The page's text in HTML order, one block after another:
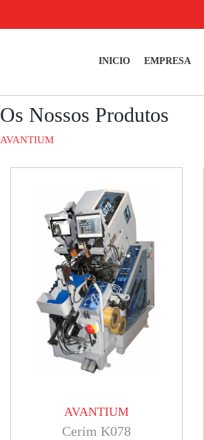
INICIO EMPRESA
Os Nossos Produtos
AVANTIUM
AVANTIUM
Cerim K078